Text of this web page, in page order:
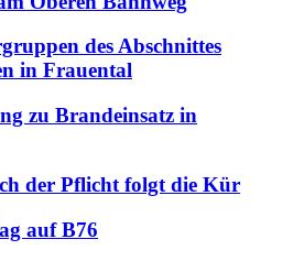
des Abschnittes
in Frauental
zu Brandeinsatz in
der Pflicht folgt die Kür
auf B76